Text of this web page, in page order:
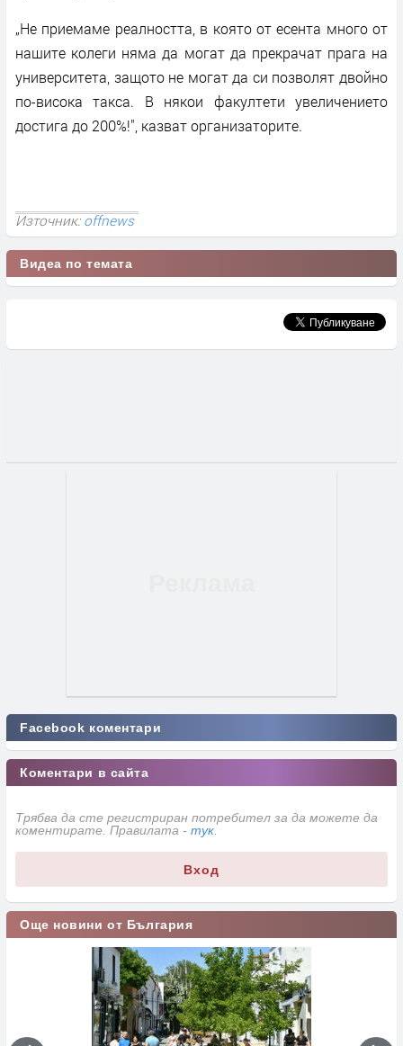
„Не приемаме реалността, в която от есента много от
нашите колеги няма да могат да прекрачат прага на
университета, защото не могат да си позволят двойно
по-висока такса. В някои факултети увеличението
достига до 200%!", казват организаторите.
Източник:offnews
Видеа по темата
Facebook коментари
Коментари в сайта
Трябва да сте регистриран потребител за да можете да
коментирате. Правилата - тук
Вход
Още новини от България